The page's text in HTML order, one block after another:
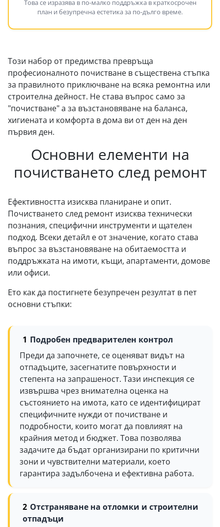
Това се изразява в по-малко поддръжка в краткосрочен
план и безупречна естетика за по-дълго време.
Този набор от предимства превръща
професионалното почистване в съществена стъпка
за правилното приключване на всяка ремонтна или
строителна дейност. Не става въпрос само за
"почистване" а за възстановяване на баланса,
хигиената и комфорта в дома ви от ден на ден
първия ден.
Основни елементи на
почистването след ремонт
Ефективността изисква планиране и опит.
Почистването след ремонт изисква технически
познания, специфични инструменти и щателен
подход. Всеки детайл е от значение, когато става
въпрос за възстановяване на обитаемостта и
поддръжката на имоти, къщи, апартаменти, домове
или офиси.
Ето как да постигнете безупречен резултат в пет
основни стъпки:
Подробен предварителен контрол
Преди да започнете, се оценяват видът на
отпадъците, засегнатите повърхности и
степента на запрашеност. Тази инспекция се
извършва чрез внимателна оценка на
състоянието на имота, като се идентифицират
специфичните нужди от почистване и
подробности, които могат да повлияят на
крайния метод и бюджет. Това позволява
задачите да бъдат организирани по критични
зони и чувствителни материали, което
гарантира задълбочена и ефективна работа.
Отстраняване на отломки и строителни
отпадъци